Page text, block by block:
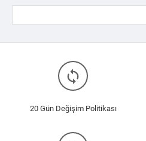
loop
20 Gün Değişim Politikası